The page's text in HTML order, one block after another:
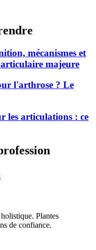
mécanismes et
majeure
l'arthrose ? Le
les articulations : ce
Plantes
de confiance.